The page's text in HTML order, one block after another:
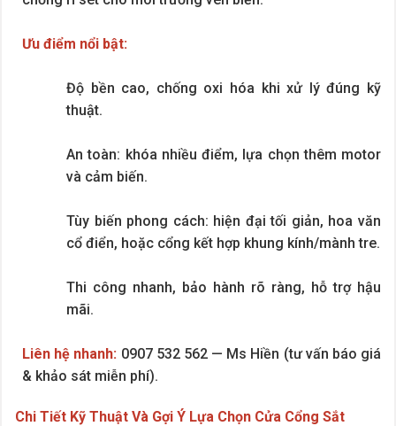
Ưu điểm nổi bật:
Độ bền cao, chống oxi hóa khi xử lý đúng kỹ
thuật.
An toàn: khóa nhiều điểm, lựa chọn thêm motor
và cảm biến.
Tùy biến phong cách: hiện đại tối giản, hoa văn
cổ điển, hoặc cổng kết hợp khung kính/mành tre.
Thi công nhanh, bảo hành rõ ràng, hỗ trợ hậu
mãi.
Liên hệ nhanh: 0907 532 562 — Ms Hiền (tư vấn báo giá
& khảo sát miễn phí).
Chi Tiết Kỹ Thuật Và Gợi Ý Lựa Chọn Cửa Cổng Sắt